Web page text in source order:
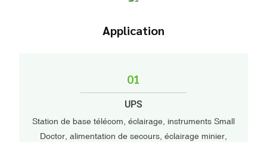
Application
01
UPS
Station de base télécom, éclairage, instruments Small
Doctor, alimentation de secours, éclairage minier,